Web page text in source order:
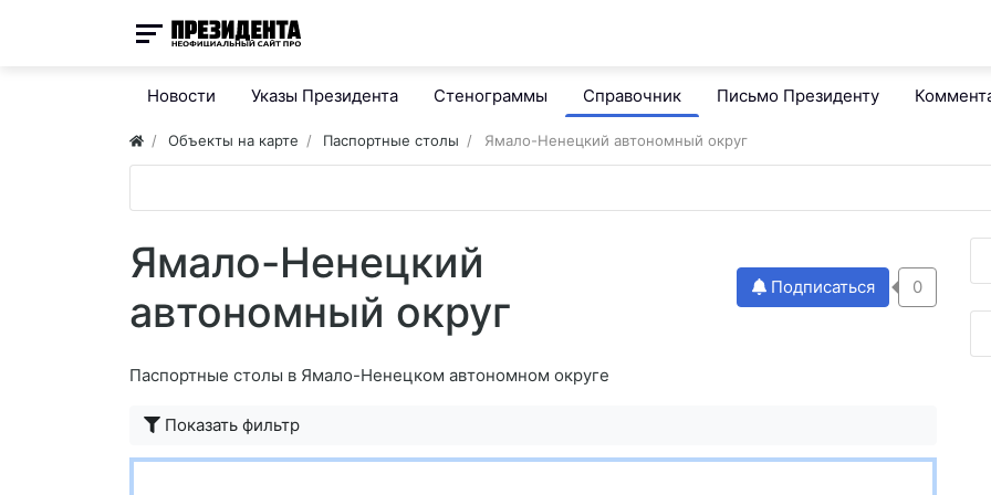
Новости Указы Президента Стенограммы Справочник Письмо Президенту
Объекты на карте Паспортные столы Ямало-Ненецкий автономный округ
Ямало-Ненецкий
автономный округ
Подписаться 0
Паспортные столы в Ямало-Ненецком автономном округе
Показать фильтр